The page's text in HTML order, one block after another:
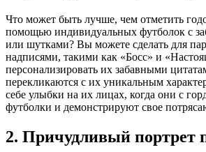
Что может быть лучше, чем отметить
помощью индивидуальных футболок с
или шутками? Вы можете сделать для
надписями, такими как «Босс» и
персонализировать их забавными
перекликаются с их уникальным
себе улыбки на их лицах, когда они с
футболки и демонстрируют свое
2. Причудливый портрет